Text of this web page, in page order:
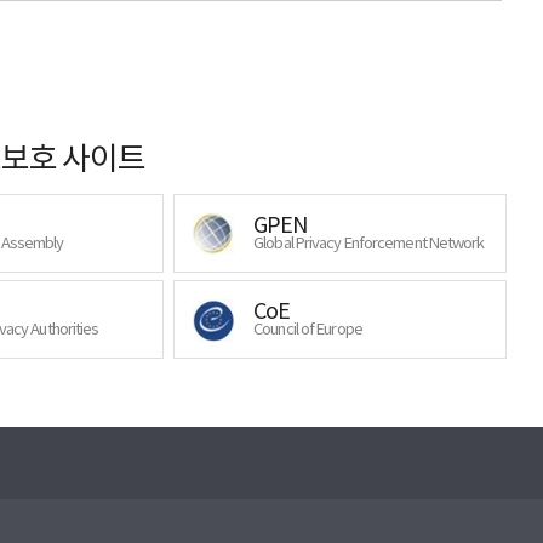
호 사이트
GPEN
Global Privacy Enforcement Network
Authorities
CoE
Council of Europe